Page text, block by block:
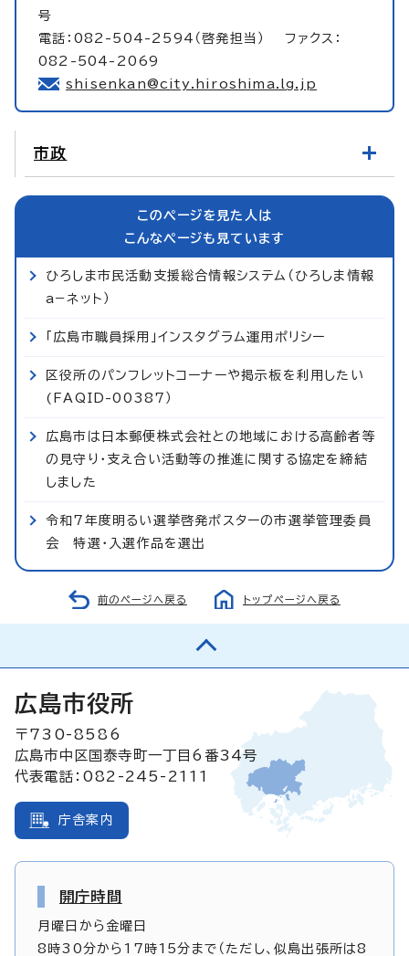
号
電話：082-504-2594（啓発担当） ファクス：
082-504-2069
shisenkan@city.hiroshima.lg.jp
市政
このページを見た人は
こんなページも見ています
ひろしま市民活動支援総合情報システム（ひろしま情報
a−ネット）
「広島市職員採用」インスタグラム運用ポリシー
区役所のパンフレットコーナーや掲示板を利用したい
(FAQID-00387）
広島市は日本郵便株式会社との地域における高齢者等
の見守り・支え合い活動等の推進に関する協定を締結
しました
令和7年度明るい選挙啓発ポスターの市選挙管理委員
会 特選・入選作品を選出
前のページへ戻る トップページへ戻る
広島市役所
〒730-8586
広島市中区国泰寺町一丁目6番34号
代表電話：082-245-2111
庁舎案内
開庁時間
月曜日から金曜日
8時30分から17時15分まで（ただし、似島出張所は8